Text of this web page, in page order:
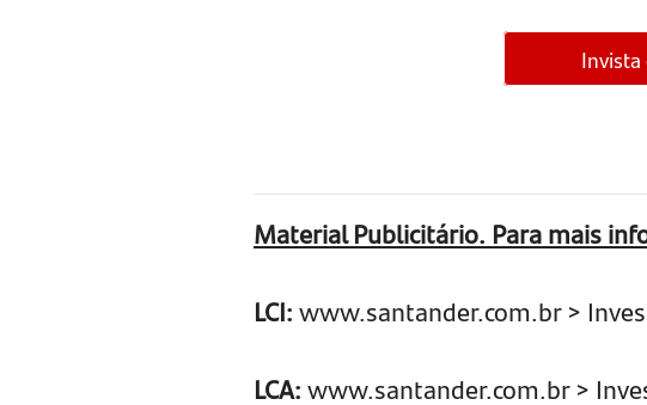
Invista
Material Publicitário. Para mais
LCI:www.santander.com.br >
LCA:www.santander.com.br >